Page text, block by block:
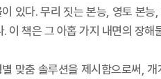
있다. 무리 짓는 본능, 영토 본
책은 그 아홉 가지 내면의 장
맞춤 솔루션을 제시함으로써,